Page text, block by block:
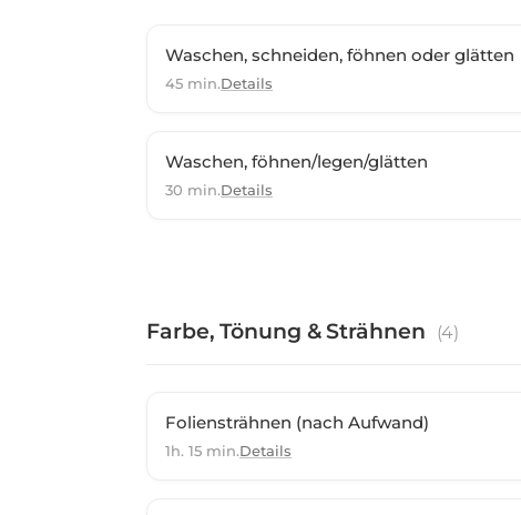
Waschen, schneiden, föhnen oder glätten
45 min.Details
Waschen, föhnen/legen/glätten
30 min.Details
Farbe, Tönung & Strähnen (4)
Foliensträhnen (nach Aufwand)
1h. 15 min.Details